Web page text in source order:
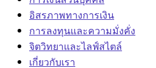
อิสรภาพทางการเงิน
การลงทุนและความมั่งคั่ง
จิตวิทยาและไลฟ์สไตล์
เกี่ยวกับเรา